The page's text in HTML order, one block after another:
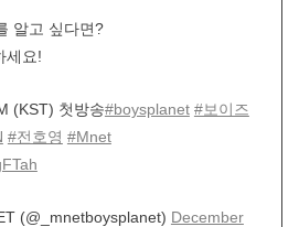
알고 싶다면?
세요!
(KST) 첫방송#boysplanet #보이즈
#전호영 #Mnet
(@_mnetboysplanet) December